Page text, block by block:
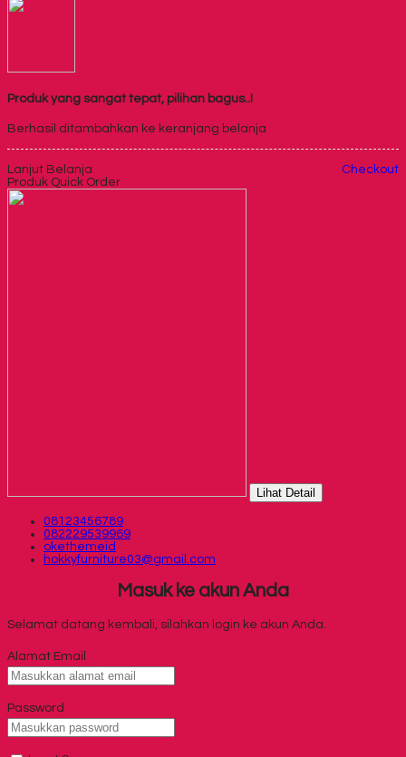
Produk yang sangat tepat, pilihan bagus..!
Berhasil ditambahkan ke keranjang belanja
Lanjut Belanja
Checkout
Produk Quick Order
Lihat Detail
08123456789
082229539969
okethemeid
hokkyfurniture03@gmail.com
Masuk ke akun Anda
Selamat datang kembali, silahkan login ke akun Anda.
Alamat Email
Password